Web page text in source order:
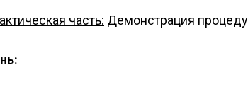
часть: Демонстрация